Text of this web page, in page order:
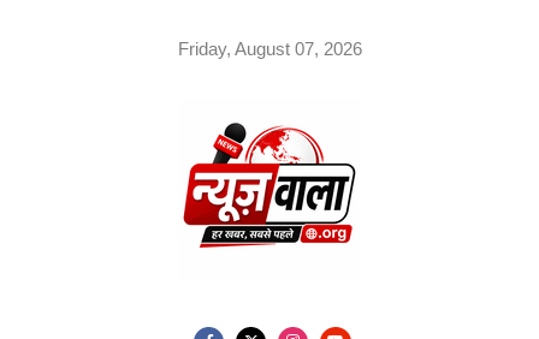
Friday, August 07, 2026